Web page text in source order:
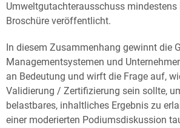
Umweltgutachterausschuss mindestens
Broschüre veröffentlicht.
In diesem Zusammenhang gewinnt die
Managementsystemen und
an Bedeutung und wirft die Frage auf,
Validierung / Zertifizierung sein sollte,
belastbares, inhaltliches Ergebnis zu
einer moderierten Podiumsdiskussion